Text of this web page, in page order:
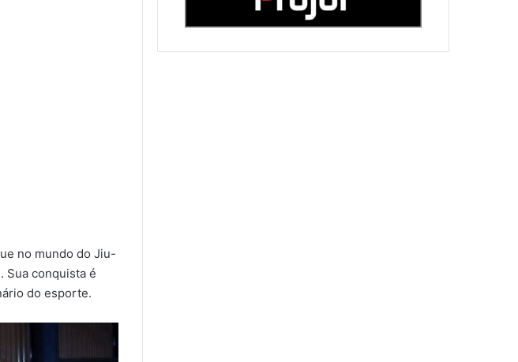
no mundo do Jiu-
Sua conquista é
do esporte.